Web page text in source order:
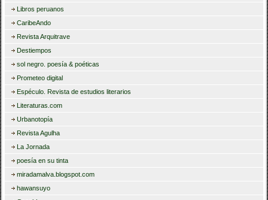
Libros peruanos
CaribeAndo
Revista Arquitrave
Destiempos
sol negro. poesía & poéticas
Prometeo digital
Espéculo. Revista de estudios literarios
Literaturas.com
Urbanotopía
Revista Agulha
La Jornada
poesía en su tinta
miradamalva.blogspot.com
hawansuyo